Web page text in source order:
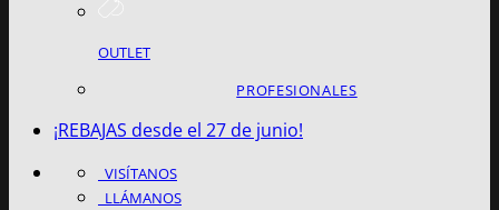
OUTLET
PROFESIONALES
¡REBAJAS desde el 27 de junio!
VISÍTANOS
LLÁMANOS